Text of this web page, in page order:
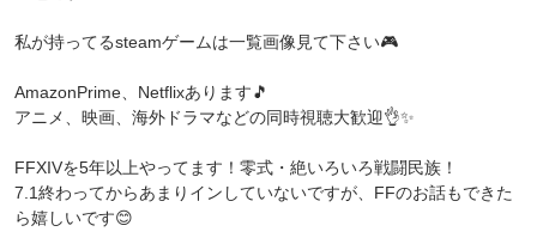
私が持ってるsteamゲームは一覧画像見て下さい🎮
AmazonPrime、Netflixあります🎵
アニメ、映画、海外ドラマなどの同時視聴大歓迎👌✨
FFXIVを5年以上やってます！零式・絶いろいろ戦闘民族！
7.1終わってからあまりインしていないですが、FFのお話もできた
ら嬉しいです😊